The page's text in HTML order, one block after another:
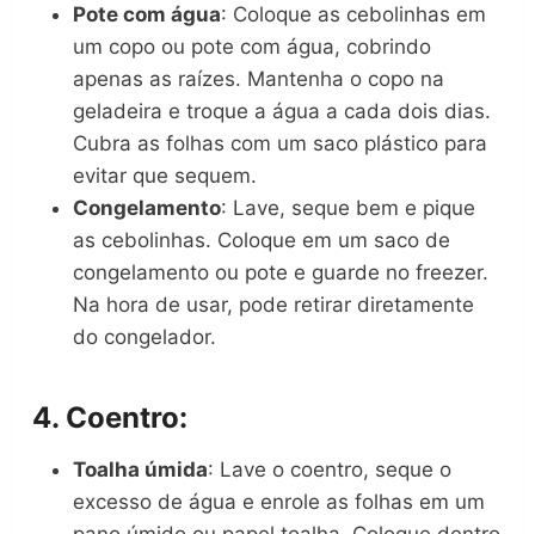
Pote com água: Coloque as cebolinhas em
um copo ou pote com água, cobrindo
apenas as raízes. Mantenha o copo na
geladeira e troque a água a cada dois dias.
Cubra as folhas com um saco plástico para
evitar que sequem.
Congelamento: Lave, seque bem e pique
as cebolinhas. Coloque em um saco de
congelamento ou pote e guarde no freezer.
Na hora de usar, pode retirar diretamente
do congelador.
4. Coentro:
Toalha úmida: Lave o coentro, seque o
excesso de água e enrole as folhas em um